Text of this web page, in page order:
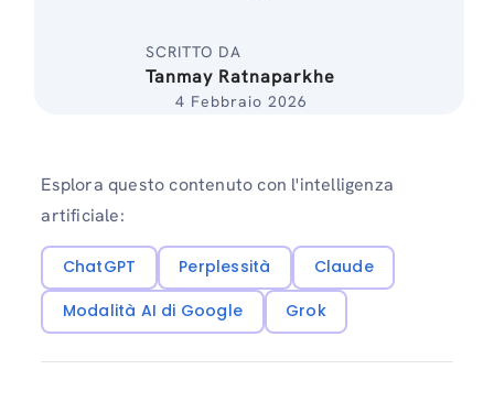
SCRITTO DA
Tanmay Ratnaparkhe
4 Febbraio 2026
Esplora questo contenuto con l'intelligenza
artificiale:
ChatGPT Perplessità
Claude
Modalità AI di Google
Grok